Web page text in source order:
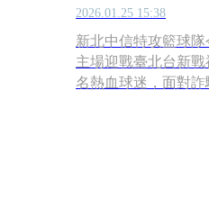
2026.01.25 15:38
新北中信特攻籃球
主場迎戰臺北台新
名熱血球迷，面對